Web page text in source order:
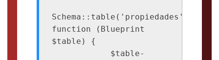
Schema::table('propiedades',
function (Blueprint
$table) {